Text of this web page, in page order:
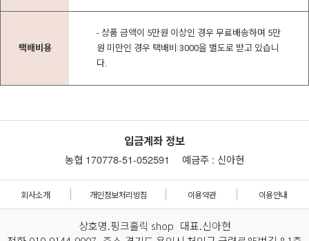
택배비용
- 상품 금액이 5만원 이상인 경우 무료배송하며 5만
원 미만인 경우 택배비 3000을 별도로 받고 있습니
다.
입금계좌 정보
농협 170778-51-052591 예금주 : 신아현
회사소개 개인정보처리방침 이용약관 이용안내
상호명.핑크홀릭 shop 대표.신아현